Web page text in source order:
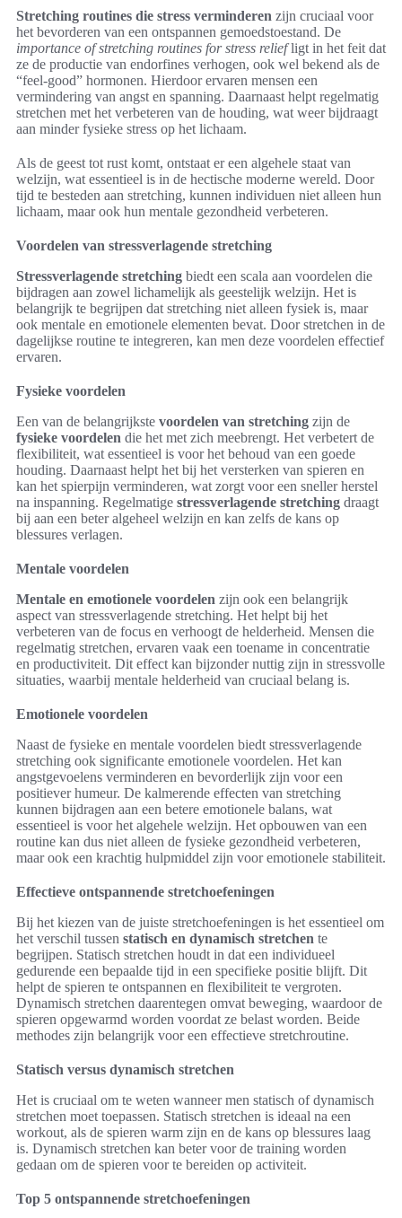
Stretching routines die stress verminderen zijn cruciaal voor
het bevorderen van een ontspannen gemoedstoestand. De
importance of stretching routines for stress reliefligt in het feit dat
ze de productie van endorfines verhogen, ook wel bekend als de
“feel-good” hormonen. Hierdoor ervaren mensen een
vermindering van angst en spanning. Daarnaast helpt regelmatig
stretchen met het verbeteren van de houding, wat weer bijdraagt
aan minder fysieke stress op het lichaam.
Als de geest tot rust komt, ontstaat er een algehele staat van
welzijn, wat essentieel is in de hectische moderne wereld. Door
tijd te besteden aan stretching, kunnen individuen niet alleen hun
lichaam, maar ook hun mentale gezondheid verbeteren.
Voordelen van stressverlagende stretching
Stressverlagende stretching biedt een scala aan voordelen die
bijdragen aan zowel lichamelijk als geestelijk welzijn. Het is
belangrijk te begrijpen dat stretching niet alleen fysiek is, maar
ook mentale en emotionele elementen bevat. Door stretchen in de
dagelijkse routine te integreren, kan men deze voordelen effectief
ervaren.
Fysieke voordelen
Een van de belangrijkste voordelen van stretching zijn de
fysieke voordelen die het met zich meebrengt. Het verbetert de
flexibiliteit, wat essentieel is voor het behoud van een goede
houding. Daarnaast helpt het bij het versterken van spieren en
kan het spierpijn verminderen, wat zorgt voor een sneller herstel
na inspanning. Regelmatige stressverlagende stretching draagt
bij aan een beter algeheel welzijn en kan zelfs de kans op
blessures verlagen.
Mentale voordelen
Mentale en emotionele voordelen zijn ook een belangrijk
aspect van stressverlagende stretching. Het helpt bij het
verbeteren van de focus en verhoogt de helderheid. Mensen die
regelmatig stretchen, ervaren vaak een toename in concentratie
en productiviteit. Dit effect kan bijzonder nuttig zijn in stressvolle
situaties, waarbij mentale helderheid van cruciaal belang is.
Emotionele voordelen
Naast de fysieke en mentale voordelen biedt stressverlagende
stretching ook significante emotionele voordelen. Het kan
angstgevoelens verminderen en bevorderlijk zijn voor een
positiever humeur. De kalmerende effecten van stretching
kunnen bijdragen aan een betere emotionele balans, wat
essentieel is voor het algehele welzijn. Het opbouwen van een
routine kan dus niet alleen de fysieke gezondheid verbeteren,
maar ook een krachtig hulpmiddel zijn voor emotionele stabiliteit.
Effectieve ontspannende stretchoefeningen
Bij het kiezen van de juiste stretchoefeningen is het essentieel om
het verschil tussen statisch en dynamisch stretchen te
begrijpen. Statisch stretchen houdt in dat een individueel
gedurende een bepaalde tijd in een specifieke positie blijft. Dit
helpt de spieren te ontspannen en flexibiliteit te vergroten.
Dynamisch stretchen daarentegen omvat beweging, waardoor de
spieren opgewarmd worden voordat ze belast worden. Beide
methodes zijn belangrijk voor een effectieve stretchroutine.
Statisch versus dynamisch stretchen
Het is cruciaal om te weten wanneer men statisch of dynamisch
stretchen moet toepassen. Statisch stretchen is ideaal na een
workout, als de spieren warm zijn en de kans op blessures laag
is. Dynamisch stretchen kan beter voor de training worden
gedaan om de spieren voor te bereiden op activiteit.
Top 5 ontspannende stretchoefeningen